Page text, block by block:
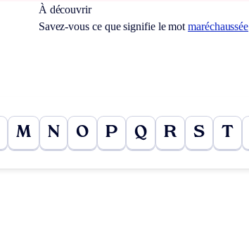
À découvrir
Savez-vous ce que signifie le motmaréchaussée
M N O P Q R S T